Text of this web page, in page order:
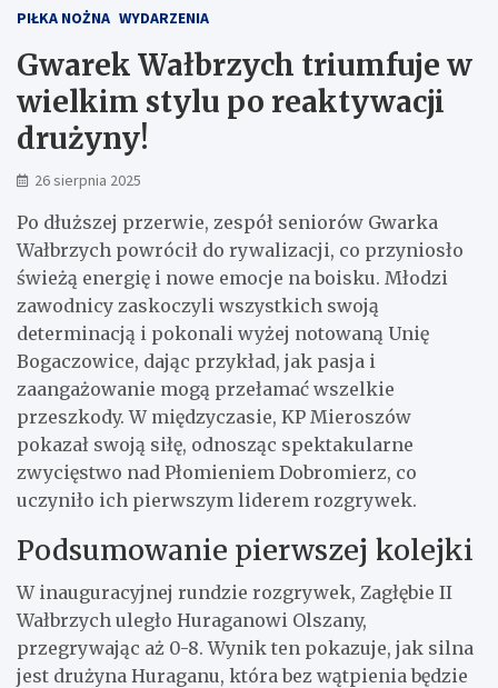
PIŁKA NOŻNA WYDARZENIA
Gwarek Wałbrzych triumfuje w
wielkim stylu po reaktywacji
drużyny!
26 sierpnia 2025
Po dłuższej przerwie, zespół seniorów Gwarka
Wałbrzych powrócił do rywalizacji, co przyniosło
świeżą energię i nowe emocje na boisku. Młodzi
zawodnicy zaskoczyli wszystkich swoją
determinacją i pokonali wyżej notowaną Unię
Bogaczowice, dając przykład, jak pasja i
zaangażowanie mogą przełamać wszelkie
przeszkody. W międzyczasie, KP Mieroszów
pokazał swoją siłę, odnosząc spektakularne
zwycięstwo nad Płomieniem Dobromierz, co
uczyniło ich pierwszym liderem rozgrywek.
Podsumowanie pierwszej kolejki
W inauguracyjnej rundzie rozgrywek, Zagłębie II
Wałbrzych uległo Huraganowi Olszany,
przegrywając aż 0-8. Wynik ten pokazuje, jak silna
jest drużyna Huraganu, która bez wątpienia będzie